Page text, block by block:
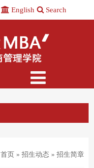
English Search
首页 » 招生动态 » 招生简章